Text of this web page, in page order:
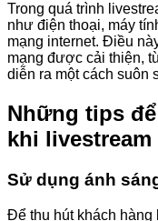
Trong quá trình
như điện thoại, máy
mạng internet. Điều
mạng được cải thiện,
diễn ra một cách suôn
Những tips
khi
Sử dụng ánh
Để thu hút khách hàng